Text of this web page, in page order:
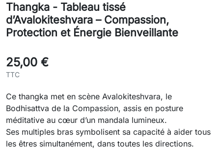
Thangka - Tableau tissé
d’Avalokiteshvara – Compassion,
Protection et Énergie Bienveillante
25,00 €
TTC
Ce thangka met en scène Avalokiteshvara, le
Bodhisattva de la Compassion, assis en posture
méditative au cœur d’un mandala lumineux.
Ses multiples bras symbolisent sa capacité à aider tous
les êtres simultanément, dans toutes les directions.